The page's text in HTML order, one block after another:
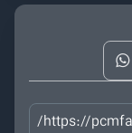
https://